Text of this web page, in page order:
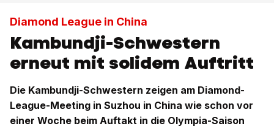
Diamond League in China
Kambundji-Schwestern
erneut mit solidem Auftritt
Die Kambundji-Schwestern zeigen am Diamond-
League-Meeting in Suzhou in China wie schon vor
einer Woche beim Auftakt in die Olympia-Saison